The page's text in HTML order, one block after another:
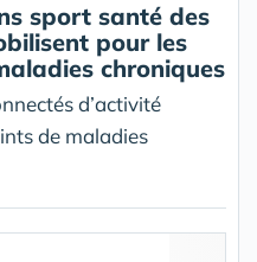
sport santé des
pour les
chroniques
d’activité
de maladies